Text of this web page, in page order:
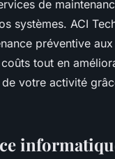
de
systèmes. ACI
préventive
tout en
votre activité